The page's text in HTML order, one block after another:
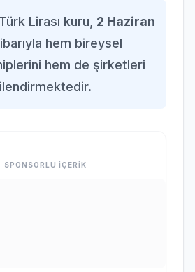
Lirası kuru, 2 Haziran
hem bireysel
hem de şirketleri
SPONSORLU İÇERİK